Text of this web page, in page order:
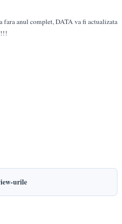
fara anul complet, DATA va fi actualizata
urile